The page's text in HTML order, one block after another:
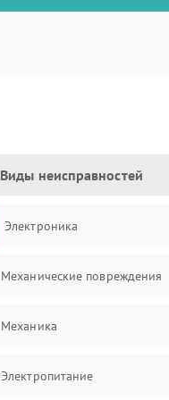
Виды неисправностей
Электроника
Механические повреждения
Механика
Электропитание